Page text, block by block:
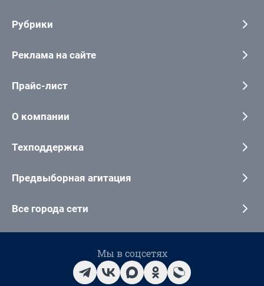
Рубрики
Реклама на сайте
Прайс-лист
О компании
Техподдержка
Предвыборная агитация
Все города сети
Мы в соцсетях